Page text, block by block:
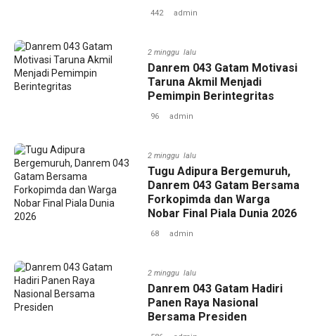
442 admin
2 minggu lalu
Danrem 043 Gatam Motivasi
Taruna Akmil Menjadi
Pemimpin Berintegritas
96 admin
2 minggu lalu
Tugu Adipura Bergemuruh,
Danrem 043 Gatam Bersama
Forkopimda dan Warga
Nobar Final Piala Dunia 2026
68 admin
2 minggu lalu
Danrem 043 Gatam Hadiri
Panen Raya Nasional
Bersama Presiden